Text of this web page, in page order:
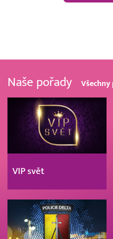
Naše pořady Všechny
VIP svět